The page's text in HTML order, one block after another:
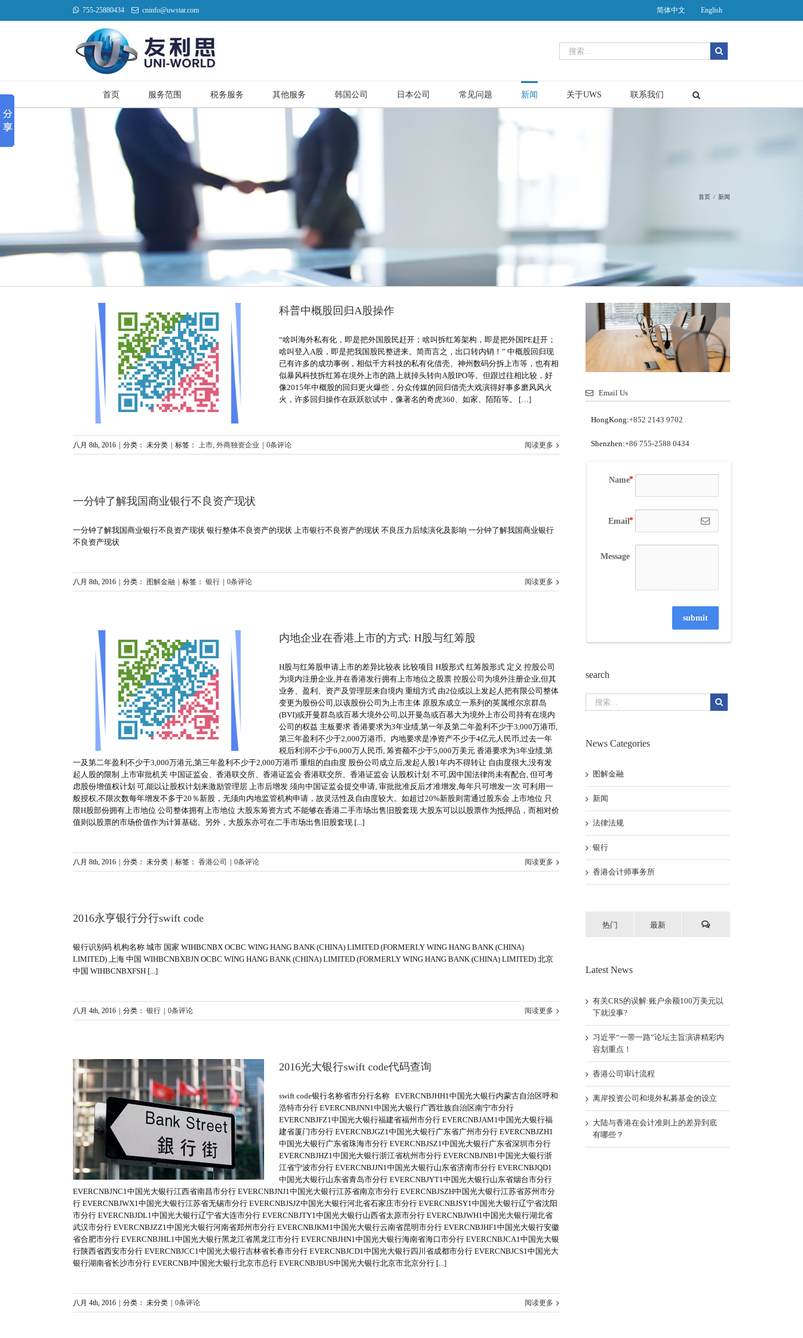
755-25880434 cninfo@uwstar.com 简体中文 English
首页 服务范围 税务服务 其他服务 韩国公司 日本公司 常见问题 新闻 关于UWS 联系我们
首页 / 新闻
科普中概股回归A股操作
“啥叫海外私有化，即是把外国股民赶开；啥叫拆红筹架构，即是把外国PE赶开；
啥叫登入A股，即是把我国股民整进来。简而言之，出口转内销！” 中概股回归现
已有许多的成功事例，相似千方科技的私有化借壳、神州数码分拆上市等，也有相
似暴风科技拆红筹在境外上市的路上就掉头转向A股IPO等。但跟过往相比较，好
像2015年中概股的回归更火爆些，分众传媒的回归借壳大戏演得好事多磨风风火
火，许多回归操作在跃跃欲试中，像著名的奇虎360、如家、陌陌等。 […]
八月 8th, 2016 分类： 未分类 标签： 上市, 外商独资企业 0条评论 阅读更多
一分钟了解我国商业银行不良资产现状
一分钟了解我国商业银行不良资产现状 银行整体不良资产的现状 上市银行不良资产的现状 不良压力后续演化及影响 一分钟了解我国商业银行
不良资产现状
八月 8th, 2016 分类： 图解金融 标签： 银行 0条评论 阅读更多
内地企业在香港上市的方式: H股与红筹股
H股与红筹股申请上市的差异比较表 比较项目 H股形式 红筹股形式 定义 控股公司
为境内注册企业,并在香港发行拥有上市地位之股票 控股公司为境外注册企业,但其
业务、盈利、资产及管理层来自境内 重组方式 由2位或以上发起人把有限公司整体
变更为股份公司,以该股份公司为上市主体 原股东成立一系列的英属维尔京群岛
(BVI)或开曼群岛或百慕大境外公司,以开曼岛或百慕大为境外上市公司持有在境内
公司的权益 主板要求 香港要求为3年业绩,第一年及第二年盈利不少于3,000万港币,
第三年盈利不少于2,000万港币。内地要求是净资产不少于4亿元人民币,过去一年
税后利润不少于6,000万人民币, 筹资额不少于5,000万美元 香港要求为3年业绩,第
一及第二年盈利不少于3,000万港元,第三年盈利不少于2,000万港币 重组的自由度 股份公司成立后,发起人股1年内不得转让 自由度很大,没有发
起人股的限制 上市审批机关 中国证监会、香港联交所、香港证监会 香港联交所、香港证监会 认股权计划 不可,因中国法律尚未有配合, 但可考
虑股份增值权计划 可,能以让股权计划来激励管理层 上市后增发 须向中国证监会提交申请, 审批批准反后才准增发,每年只可增发一次 可利用一
般授权,不限次数每年增发不多于20％新股，无须向内地监管机构申请，故灵活性及自由度较大。如超过20%新股则需通过股东会 上市地位 只
限H股部份拥有上市地位 公司整体拥有上市地位 大股东筹资方式 不能够在香港二手市场出售旧股套现 大股东可以以股票作为抵押品，而相对价
值则以股票的市场价值作为计算基础。另外，大股东亦可在二手市场出售旧股套现 [...]
八月 8th, 2016 分类： 未分类 标签： 香港公司 0条评论 阅读更多
2016永亨银行分行swift code
银行识别码 机构名称 城市 国家 WIHBCNBX OCBC WING HANG BANK (CHINA) LIMITED (FORMERLY WING HANG BANK (CHINA)
LIMITED) 上海 中国 WIHBCNBXBJN OCBC WING HANG BANK (CHINA) LIMITED (FORMERLY WING HANG BANK (CHINA) LIMITED) 北京
中国 WIHBCNBXFSH [...]
八月 4th, 2016 分类： 银行 0条评论 阅读更多
2016光大银行swift code代码查询
swift code银行名称省市分行名称 EVERCNBJHH1中国光大银行内蒙古自治区呼和
浩特市分行 EVERCNBJNN1中国光大银行广西壮族自治区南宁市分行
EVERCNBJFZ1中国光大银行福建省福州市分行 EVERCNBJAM1中国光大银行福
建省厦门市分行 EVERCNBJGZ1中国光大银行广东省广州市分行 EVERCNBJZH1
中国光大银行广东省珠海市分行 EVERCNBJSZ1中国光大银行广东省深圳市分行
EVERCNBJHZ1中国光大银行浙江省杭州市分行 EVERCNBJNB1中国光大银行浙
江省宁波市分行 EVERCNBJJN1中国光大银行山东省济南市分行 EVERCNBJQD1
中国光大银行山东省青岛市分行 EVERCNBJYT1中国光大银行山东省烟台市分行
EVERCNBJNC1中国光大银行江西省南昌市分行 EVERCNBJNJ1中国光大银行江苏省南京市分行 EVERCNBJSZH中国光大银行江苏省苏州市分
行 EVERCNBJWX1中国光大银行江苏省无锡市分行 EVERCNBJSJZ中国光大银行河北省石家庄市分行 EVERCNBJSY1中国光大银行辽宁省沈阳
市分行 EVERCNBJDL1中国光大银行辽宁省大连市分行 EVERCNBJTY1中国光大银行山西省太原市分行 EVERCNBJWH1中国光大银行湖北省
武汉市分行 EVERCNBJZZ1中国光大银行河南省郑州市分行 EVERCNBJKM1中国光大银行云南省昆明市分行 EVERCNBJHF1中国光大银行安徽
省合肥市分行 EVERCNBJHL1中国光大银行黑龙江省黑龙江市分行 EVERCNBJHN1中国光大银行海南省海口市分行 EVERCNBJCA1中国光大银
行陕西省西安市分行 EVERCNBJCC1中国光大银行吉林省长春市分行 EVERCNBJCD1中国光大银行四川省成都市分行 EVERCNBJCS1中国光大
银行湖南省长沙市分行 EVERCNBJ中国光大银行北京市总行 EVERCNBJBUS中国光大银行北京市北京分行 [...]
八月 4th, 2016 分类： 未分类 0条评论 阅读更多
Email Us
HongKong:+852 2143 9702
Shenzhen:+86 755-2588 0434
Name
Email
Message
submit
search
News Categories
图解金融
新闻
法律法规
银行
香港会计师事务所
热门 最新
Latest News
有关CRS的误解:账户余额100万美元以
下就没事?
习近平“一带一路”论坛主旨演讲精彩内
容划重点！
香港公司审计流程
离岸投资公司和境外私募基金的设立
大陆与香港在会计准则上的差异到底
有哪些？